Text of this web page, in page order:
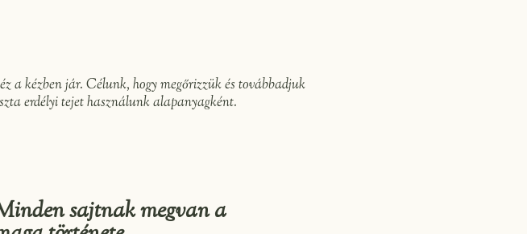
a kézben jár. Célunk, hogy megőrizzük és továbbadjuk
erdélyi tejet használunk alapanyagként.
sajtnak megvan a